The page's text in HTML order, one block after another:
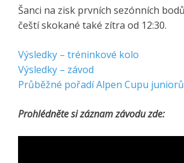
Šanci na zisk prvních sezónních
čeští skokané také zítra od 12:30.
Výsledky – tréninkové kolo
Výsledky – závod
Průběžné pořadí Alpen Cupu
Prohlédněte si záznam závodu zde: